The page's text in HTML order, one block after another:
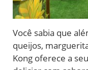
Você sabia que
queijos,
Kong oferece a